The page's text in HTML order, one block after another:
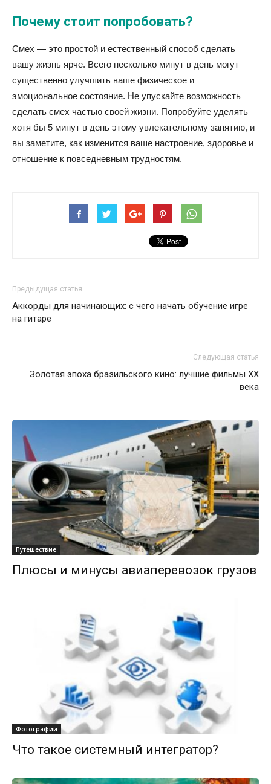
Почему стоит попробовать?
Смех — это простой и естественный способ сделать
вашу жизнь ярче. Всего несколько минут в день могут
существенно улучшить ваше физическое и
эмоциональное состояние. Не упускайте возможность
сделать смех частью своей жизни. Попробуйте уделять
хотя бы 5 минут в день этому увлекательному занятию, и
вы заметите, как изменится ваше настроение, здоровье и
отношение к повседневным трудностям.
Предыдущая статья
Аккорды для начинающих: с чего начать обучение игре
на гитаре
Следующая статья
Золотая эпоха бразильского кино: лучшие фильмы XX
века
Путешествие
Плюсы и минусы авиаперевозок грузов
Фотографии
Что такое системный интегратор?